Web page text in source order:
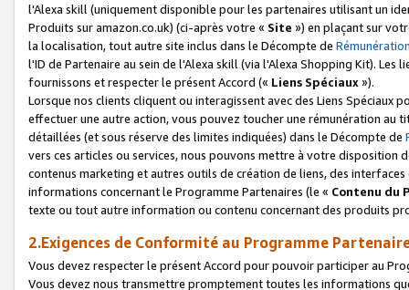
l'Alexa skill (uniquement disponible pour les partenaires utilisant un
Produits sur amazon.co.uk) (ci-après votre « Site ») en plaçant sur
la localisation, tout autre site inclus dans le Décompte de
l'ID de Partenaire au sein de l'Alexa skill (via l'Alexa Shopping Kit).
fournissons et respecter le présent Accord (« Liens Spéciaux»).
Lorsque nos clients cliquent ou interagissent avec des Liens Spéciaux
effectuer une autre action, vous pouvez toucher une rémunération
détaillées (et sous réserve des limites indiquées) dans le Décompte de
vers ces articles ou services, nous pouvons mettre à votre disposition
contenus marketing et autres outils de création de liens, des
informations concernant le Programme Partenaires (le « Contenu du
texte ou tout autre information ou contenu concernant des produits
2.Exigences de Conformité au Programme
Vous devez respecter le présent Accord pour pouvoir participer au
Vous devez nous transmettre promptement toutes les informations